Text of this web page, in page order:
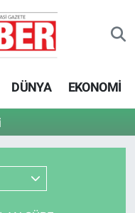
DÜNYA EKONOMİ